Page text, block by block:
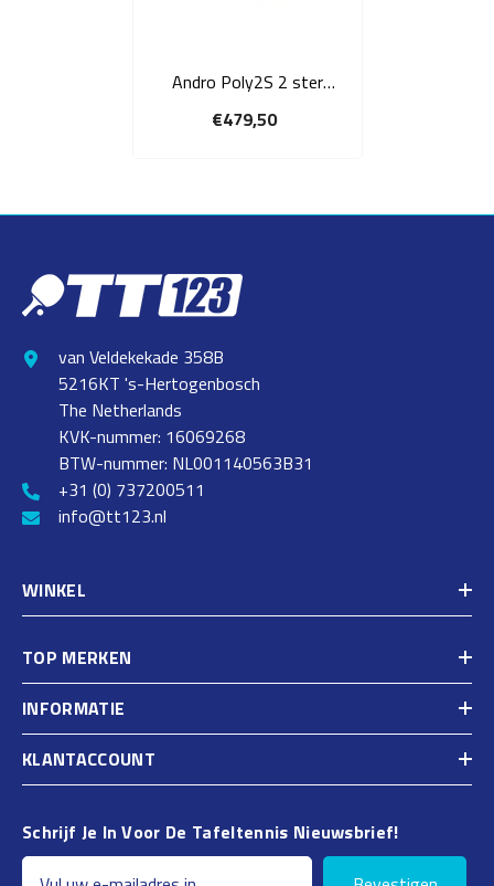
Andro Poly2S 2 ster
tafeltennisbal training -
oranje 720 (10x72) stuks
€479,50
van Veldekekade 358B
5216KT 's-Hertogenbosch
The Netherlands
KVK-nummer: 16069268
BTW-nummer: NL001140563B31
+31 (0) 737200511
info@tt123.nl
WINKEL
TOP MERKEN
INFORMATIE
KLANTACCOUNT
Schrijf Je In Voor De Tafeltennis Nieuwsbrief!